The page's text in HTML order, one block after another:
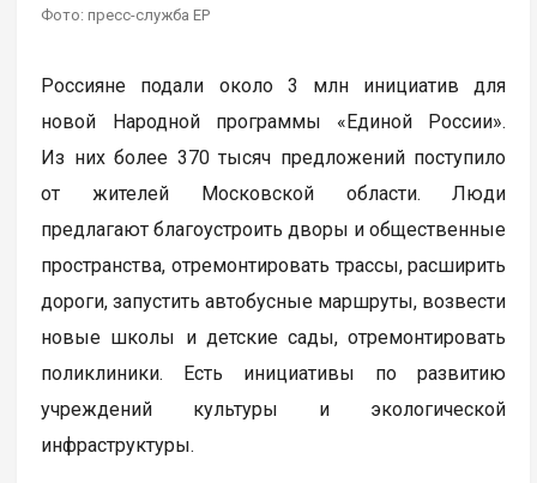
Фото: пресс-служба ЕР
Россияне подали около 3 млн инициатив для
новой Народной программы «Единой России».
Из них более 370 тысяч предложений поступило
от жителей Московской области. Люди
предлагают благоустроить дворы и общественные
пространства, отремонтировать трассы, расширить
дороги, запустить автобусные маршруты, возвести
новые школы и детские сады, отремонтировать
поликлиники. Есть инициативы по развитию
учреждений культуры и экологической
инфраструктуры.